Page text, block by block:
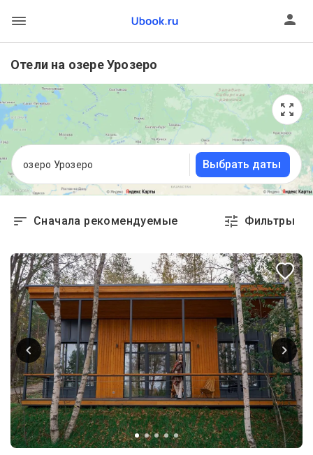
Отели на озере Урозеро
озеро Урозеро Выбрать даты
Сначала рекомендуемые Фильтры